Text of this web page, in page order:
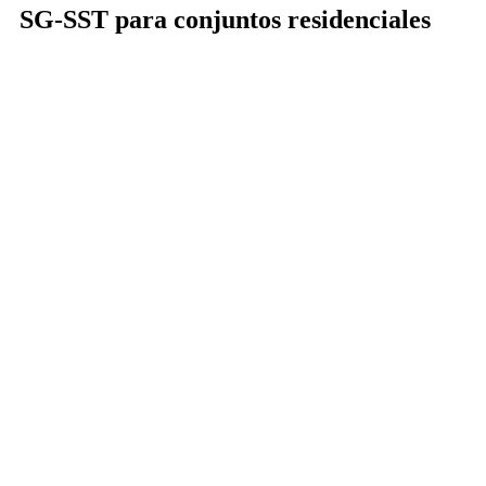
SG-SST para conjuntos residenciales